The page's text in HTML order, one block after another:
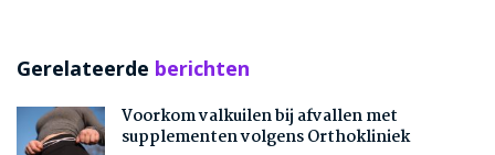
Gerelateerde berichten
Voorkom valkuilen bij afvallen met
supplementen volgens Orthokliniek